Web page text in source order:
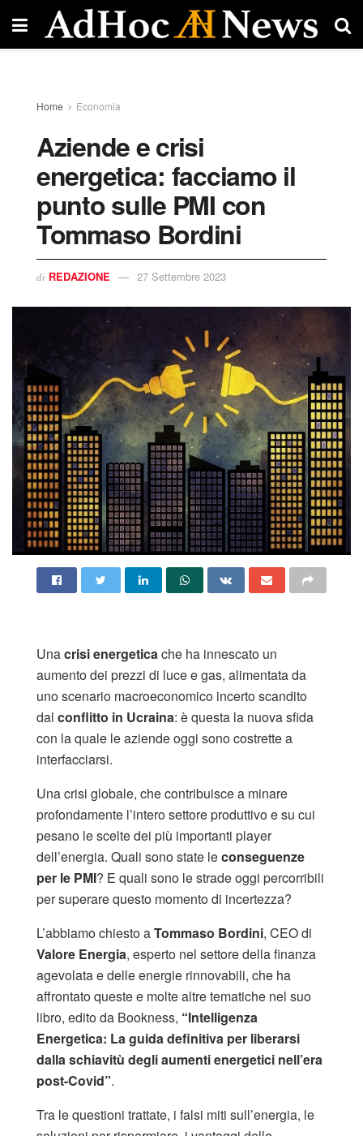
Home Economia
Aziende e crisi
energetica: facciamo il
punto sulle PMI con
Tommaso Bordini
di REDAZIONE 27 Settembre 2023
Unacrisi energeticache ha innescato un
aumento dei prezzi di luce e gas, alimentata da
uno scenario macroeconomico incerto scandito
dal conflitto in Ucraina: è questa la nuova sfida
con la quale le aziende oggi sono costrette a
interfacciarsi.
Una crisi globale, che contribuisce a minare
profondamente l’intero settore produttivo e su cui
pesano le scelte dei più importanti player
dell’energia. Quali sono state leconseguenze
per le PMI? E quali sono le strade oggi percorribili
per superare questo momento di incertezza?
L’abbiamo chiesto aTommaso Bordini, CEO di
Valore Energia, esperto nel settore della finanza
agevolata e delle energie rinnovabili, che ha
affrontato queste e molte altre tematiche nel suo
libro, edito da Bookness, “Intelligenza
Energetica: La guida definitiva per liberarsi
dalla schiavitù degli aumenti energetici nell’era
post-Covid”.
Tra le questioni trattate, i falsi miti sull’energia, le